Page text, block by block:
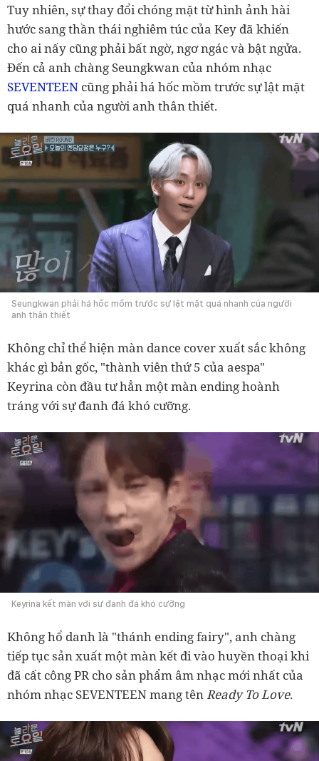
Tuy nhiên, sự thay đổi chóng mặt từ hình ảnh hài
hước sang thần thái nghiêm túc của Key đã khiến
cho ai nấy cũng phải bất ngờ, ngơ ngác và bật ngửa.
Đến cả anh chàng Seungkwan của nhóm nhạc
SEVENTEEN cũng phải há hốc mồm trước sự lật mặt
quá nhanh của người anh thân thiết.
Seungkwan phải há hốc mồm trước sự lật mặt quá nhanh của người
anh thân thiết
Không chỉ thể hiện màn dance cover xuất sắc không
khác gì bản gốc, "thành viên thứ 5 của aespa"
Keyrina còn đầu tư hẳn một màn ending hoành
tráng với sự đanh đá khó cưỡng.
Keyrina kết màn với sự đanh đá khó cưỡng
Không hổ danh là "thánh ending fairy", anh chàng
tiếp tục sản xuất một màn kết đi vào huyền thoại khi
đã cất công PR cho sản phẩm âm nhạc mới nhất của
nhóm nhạc SEVENTEEN mang tên Ready To Love.